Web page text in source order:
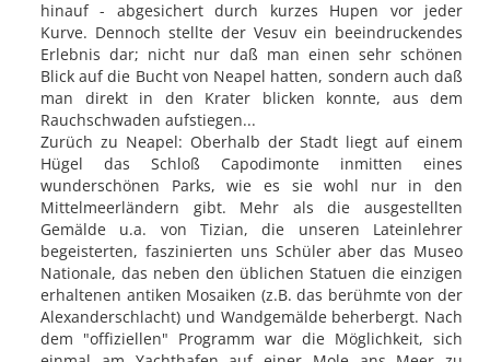
hinauf - abgesichert durch kurzes Hupen vor jeder
Kurve. Dennoch stellte der Vesuv ein beeindruckendes
Erlebnis dar; nicht nur daß man einen sehr schönen
Blick auf die Bucht von Neapel hatten, sondern auch daß
man direkt in den Krater blicken konnte, aus dem
Rauchschwaden aufstiegen...
Zurüch zu Neapel: Oberhalb der Stadt liegt auf einem
Hügel das Schloß Capodimonte inmitten eines
wunderschönen Parks, wie es sie wohl nur in den
Mittelmeerländern gibt. Mehr als die ausgestellten
Gemälde u.a. von Tizian, die unseren Lateinlehrer
begeisterten, faszinierten uns Schüler aber das Museo
Nationale, das neben den üblichen Statuen die einzigen
erhaltenen antiken Mosaiken (z.B. das berühmte von der
Alexanderschlacht) und Wandgemälde beherbergt. Nach
dem "offiziellen" Programm war die Möglichkeit, sich